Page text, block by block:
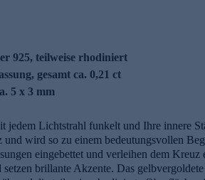
925, teilweise rhodiniert
gesamt ca. 0,21 ct
5 x 3 mm
jedem Lichtstrahl funkelt und Ihre innere
wird so zu einem bedeutungsvollen
eingebettet und verleihen dem
setzen brillante Akzente. Das